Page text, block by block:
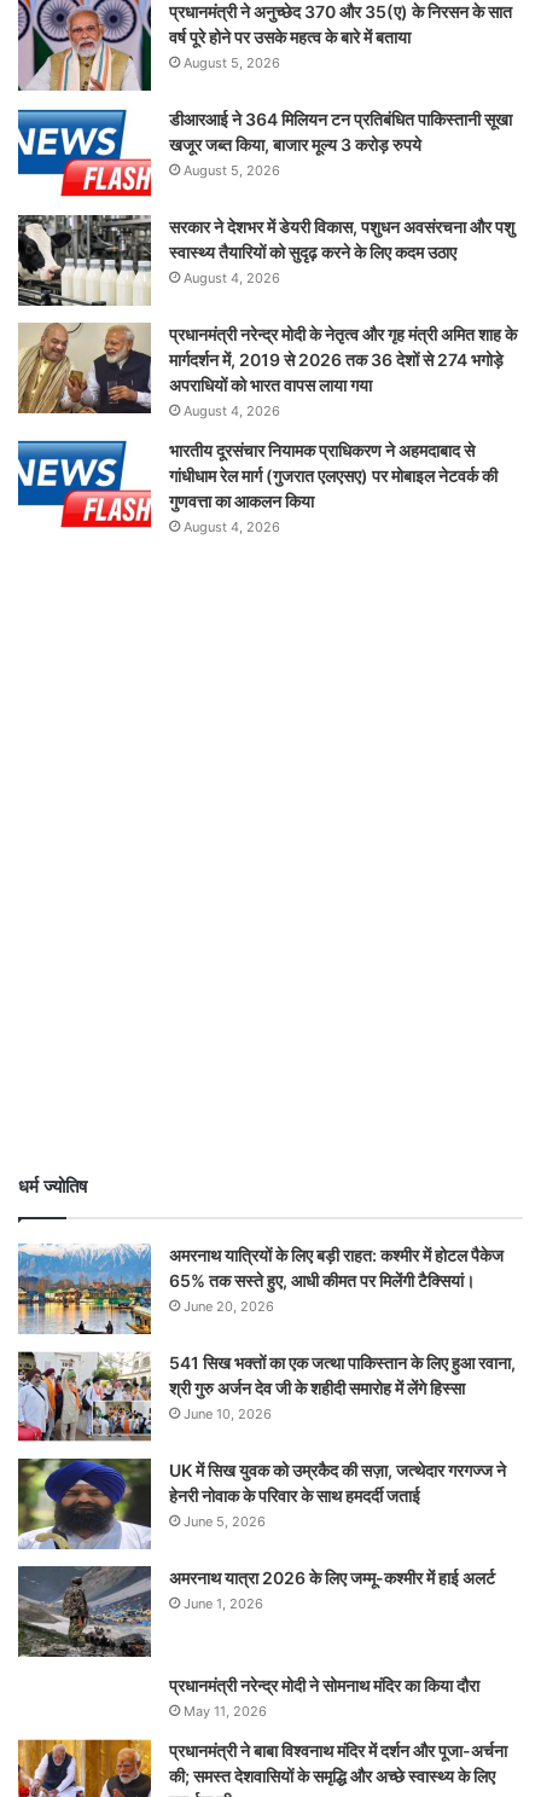
प्रधानमंत्री ने अनुच्छेद 370 और 35(ए) के निरसन के सात
वर्ष पूरे होने पर उसके महत्व के बारे में बताया
August 5, 2026
डीआरआई ने 364 मिलियन टन प्रतिबंधित पाकिस्तानी सूखा
खजूर जब्त किया, बाजार मूल्य 3 करोड़ रुपये
August 5, 2026
सरकार ने देशभर में डेयरी विकास, पशुधन अवसंरचना और पशु
स्वास्थ्य तैयारियों को सुदृढ़ करने के लिए कदम उठाए
August 4, 2026
प्रधानमंत्री नरेन्द्र मोदी के नेतृत्व और गृह मंत्री अमित शाह के
मार्गदर्शन में, 2019 से 2026 तक 36 देशों से 274 भगोड़े
अपराधियों को भारत वापस लाया गया
August 4, 2026
भारतीय दूरसंचार नियामक प्राधिकरण ने अहमदाबाद से
गांधीधाम रेल मार्ग (गुजरात एलएसए) पर मोबाइल नेटवर्क की
गुणवत्ता का आकलन किया
August 4, 2026
धर्म ज्योतिष
अमरनाथ यात्रियों के लिए बड़ी राहत: कश्मीर में होटल पैकेज
65% तक सस्ते हुए, आधी कीमत पर मिलेंगी टैक्सियां।
June 20, 2026
541 सिख भक्तों का एक जत्था पाकिस्तान के लिए हुआ रवाना,
श्री गुरु अर्जन देव जी के शहीदी समारोह में लेंगे हिस्सा
June 10, 2026
UK में सिख युवक को उम्रकैद की सज़ा, जत्थेदार गरगज्ज ने
हेनरी नोवाक के परिवार के साथ हमदर्दी जताई
June 5, 2026
अमरनाथ यात्रा 2026 के लिए जम्मू-कश्मीर में हाई अलर्ट
June 1, 2026
प्रधानमंत्री नरेन्‍द्र मोदी ने सोमनाथ मंदिर का किया दौरा
May 11, 2026
प्रधानमंत्री ने बाबा विश्वनाथ मंदिर में दर्शन और पूजा-अर्चना
की; समस्‍त देशवासियों के समृद्धि और अच्छे स्वास्थ्य के लिए